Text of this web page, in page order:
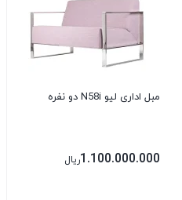
مبل اداری لیو N58i دو نفره
1.100.000.000ریال